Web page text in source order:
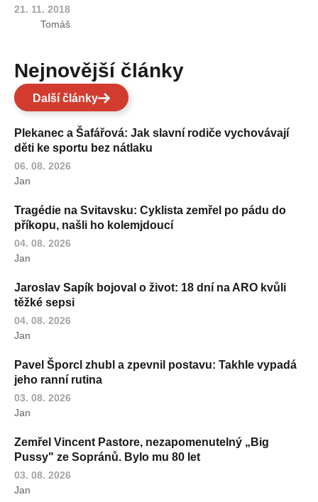
21. 11. 2018
Tomáš
Nejnovější články
Další články
Plekanec a Šafářová: Jak slavní rodiče vychovávají
děti ke sportu bez nátlaku
06. 08. 2026
Jan
Tragédie na Svitavsku: Cyklista zemřel po pádu do
příkopu, našli ho kolemjdoucí
04. 08. 2026
Jan
Jaroslav Sapík bojoval o život: 18 dní na ARO kvůli
těžké sepsi
04. 08. 2026
Jan
Pavel Šporcl zhubl a zpevnil postavu: Takhle vypadá
jeho ranní rutina
03. 08. 2026
Jan
Zemřel Vincent Pastore, nezapomenutelný „Big
Pussy" ze Sopránů. Bylo mu 80 let
03. 08. 2026
Jan